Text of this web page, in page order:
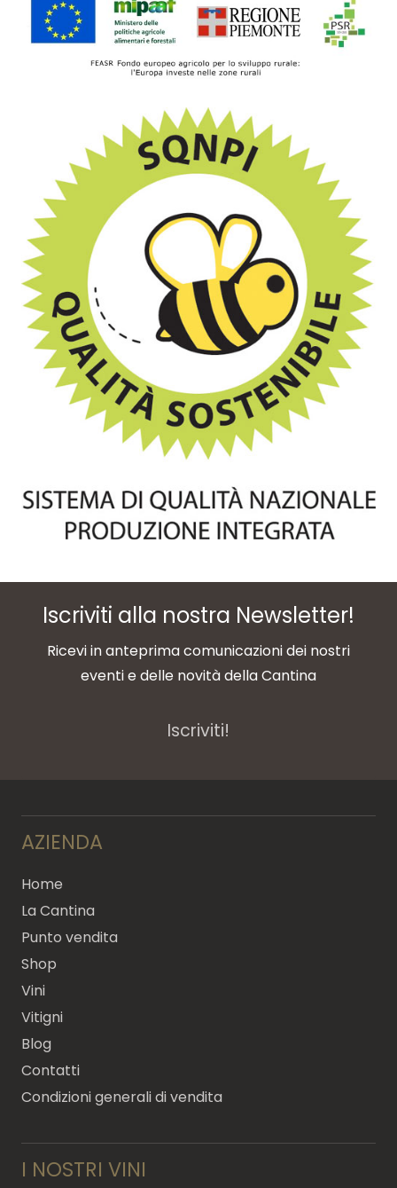
Iscriviti alla nostra Newsletter!
Ricevi in anteprima comunicazioni dei nostri
eventi e delle novità della Cantina
Iscriviti!
AZIENDA
Home
La Cantina
Punto vendita
Shop
Vini
Vitigni
Blog
Contatti
Condizioni generali di vendita
I NOSTRI VINI